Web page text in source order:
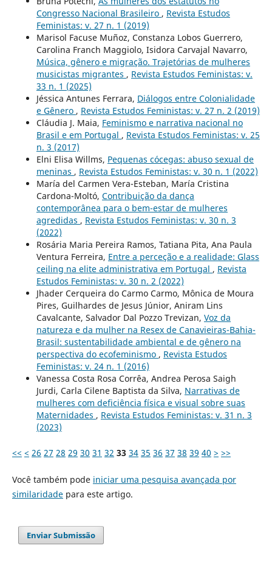
Congresso Nacional Brasileiro , Revista Estudos
Feministas: v. 27 n. 1 (2019)
Marisol Facuse Muñoz, Constanza Lobos Guerrero,
Carolina Franch Maggiolo, Isidora Carvajal Navarro,
Música, gênero e migração. Trajetórias de mulheres
musicistas migrantes , Revista Estudos Feministas: v.
33 n. 1 (2025)
Jéssica Antunes Ferrara, Diálogos entre Colonialidade
e Gênero , Revista Estudos Feministas: v. 27 n. 2 (2019)
Cláudia J. Maia, Feminismo e narrativa nacional no
Brasil e em Portugal , Revista Estudos Feministas: v. 25
n. 3 (2017)
Elni Elisa Willms, Pequenas cócegas: abuso sexual de
meninas , Revista Estudos Feministas: v. 30 n. 1 (2022)
María del Carmen Vera-Esteban, María Cristina
Cardona-Moltó, Contribuição da dança
contemporânea para o bem-estar de mulheres
agredidas , Revista Estudos Feministas: v. 30 n. 3
(2022)
Rosária Maria Pereira Ramos, Tatiana Pita, Ana Paula
Ventura Ferreira, Entre a perceção e a realidade: Glass
ceiling na elite administrativa em Portugal , Revista
Estudos Feministas: v. 30 n. 2 (2022)
Jhader Cerqueira do Carmo Carmo, Mônica de Moura
Pires, Guilhardes de Jesus Júnior, Aniram Lins
Cavalcante, Salvador Dal Pozzo Trevizan, Voz da
natureza e da mulher na Resex de Canavieiras-Bahia-
Brasil: sustentabilidade ambiental e de gênero na
perspectiva do ecofeminismo , Revista Estudos
Feministas: v. 24 n. 1 (2016)
Vanessa Costa Rosa Corrêa, Andrea Perosa Saigh
Jurdi, Carla Cilene Baptista da Silva, Narrativas de
mulheres com deficiência física e visual sobre suas
Maternidades , Revista Estudos Feministas: v. 31 n. 3
(2023)
<< < 26 27 28 29 30 31 32 33 34 35 36 37 38 39 40 > >>
Você também pode iniciar uma pesquisa avançada por
similaridadepara este artigo.
Enviar Submissão